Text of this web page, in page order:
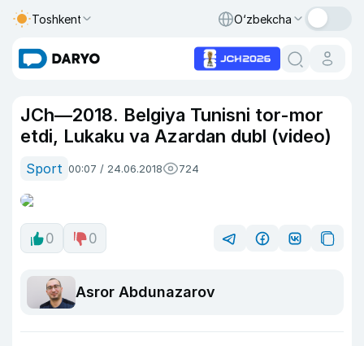
Toshkent O‘zbekcha
JCh—2018. Belgiya Tunisni tor-mor
etdi, Lukaku va Azardan dubl (video)
Sport 00:07 / 24.06.2018 724
0 0
Asror Abdunazarov